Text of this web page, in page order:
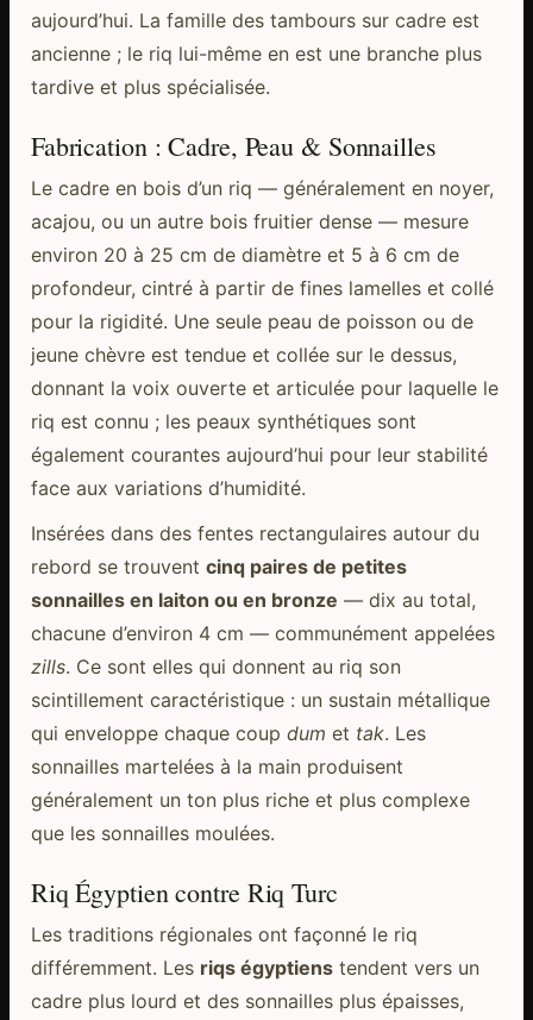
aujourd’hui. La famille des tambours sur cadre est
ancienne ; le riq lui-même en est une branche plus
tardive et plus spécialisée.
Fabrication : Cadre, Peau & Sonnailles
Le cadre en bois d’un riq — généralement en noyer,
acajou, ou un autre bois fruitier dense — mesure
environ 20 à 25 cm de diamètre et 5 à 6 cm de
profondeur, cintré à partir de fines lamelles et collé
pour la rigidité. Une seule peau de poisson ou de
jeune chèvre est tendue et collée sur le dessus,
donnant la voix ouverte et articulée pour laquelle le
riq est connu ; les peaux synthétiques sont
également courantes aujourd’hui pour leur stabilité
face aux variations d’humidité.
Insérées dans des fentes rectangulaires autour du
rebord se trouvent cinq paires de petites
sonnailles en laiton ou en bronze — dix au total,
chacune d’environ 4 cm — communément appelées
zills. Ce sont elles qui donnent au riq son
scintillement caractéristique : un sustain métallique
qui enveloppe chaque coup dum et tak. Les
sonnailles martelées à la main produisent
généralement un ton plus riche et plus complexe
que les sonnailles moulées.
Riq Égyptien contre Riq Turc
Les traditions régionales ont façonné le riq
différemment. Les riqs égyptienstendent vers un
cadre plus lourd et des sonnailles plus épaisses,